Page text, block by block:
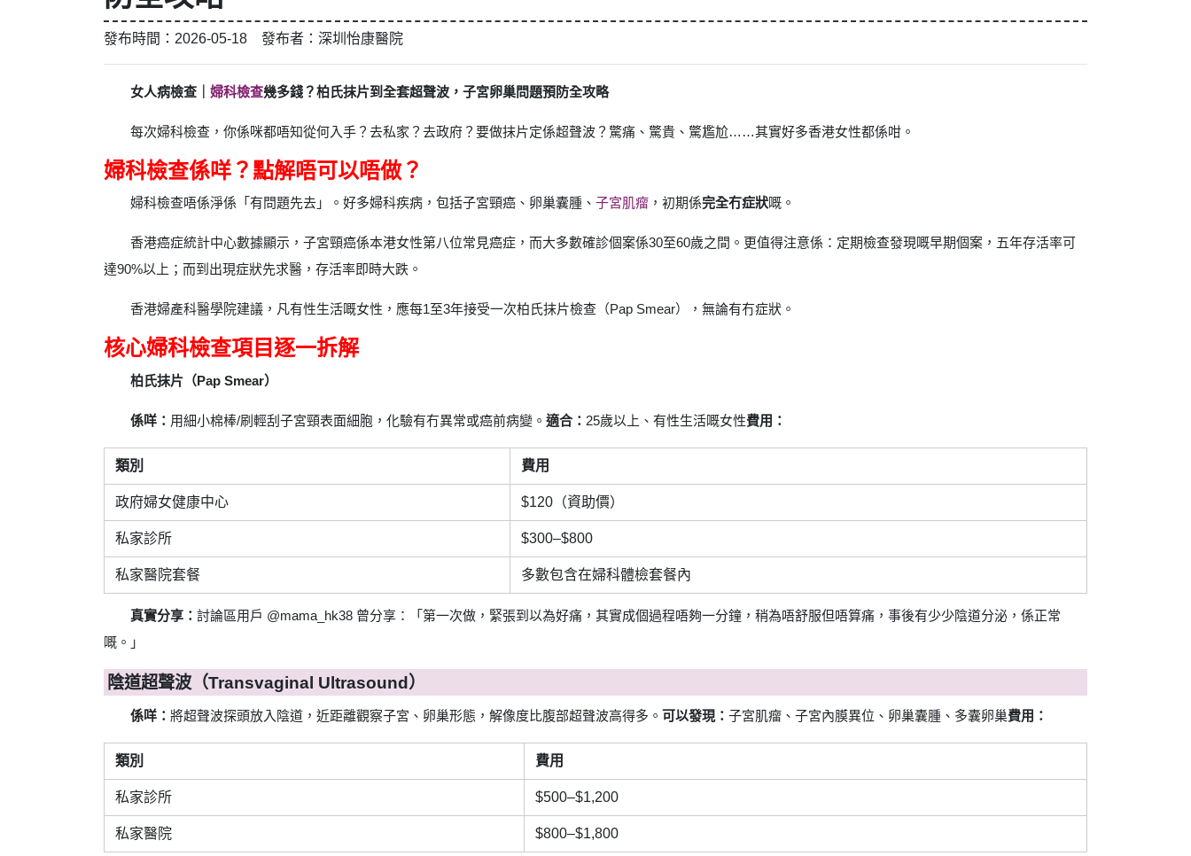
發布時間：2026-05-18 發布者：深圳怡康醫院
女人病檢查｜ 婦科檢查幾多錢？柏氏抹片到全套超聲波，子宮卵巢問題預防全攻略
每次婦科檢查，你係咪都唔知從何入手？去私家？去政府？要做抹片定係超聲波？驚痛、驚貴、驚尷尬……其實好多香港女性都係咁。
婦科檢查係咩？點解唔可以唔做？
婦科檢查唔係淨係「有問題先去」。好多婦科疾病，包括子宮頸癌、卵巢囊腫、 子宮肌瘤 ，初期係完全冇症狀嘅。
香港癌症統計中心數據顯示，子宮頸癌係本港女性第八位常見癌症，而大多數確診個案係30至60歲之間。更值得注意係：定期檢查發現嘅早期個案，五年存活率可
達90%以上；而到出現症狀先求醫，存活率即時大跌。
香港婦產科醫學院建議，凡有性生活嘅女性，應每1至3年接受一次柏氏抹片檢查（Pap Smear），無論有冇症狀。
核心婦科檢查項目逐一拆解
柏氏抹片（Pap Smear）
係咩： 用細小棉棒/刷輕刮子宮頸表面細胞，化驗有冇異常或癌前病變。 適合： 25歲以上、有性生活嘅女性費用：
類別 費用
政府婦女健康中心 $120（資助價）
私家診所 $300–$800
私家醫院套餐 多數包含在婦科體檢套餐內
真實分享： 討論區用戶 @mama_hk38 曾分享：「第一次做，緊張到以為好痛，其實成個過程唔夠一分鐘，稍為唔舒服但唔算痛，事後有少少陰道分泌，係正常
嘅。」
陰道超聲波（Transvaginal Ultrasound）
係咩： 將超聲波探頭放入陰道，近距離觀察子宮、卵巢形態，解像度比腹部超聲波高得多。 可以發現： 子宮肌瘤、子宮內膜異位、卵巢囊腫、多囊卵巢費用：
類別 費用
私家診所 $500–$1,200
私家醫院 $800–$1,800